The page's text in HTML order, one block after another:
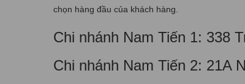
chọn hàng đầu của khách hàng.
Chi nhánh Nam Tiến 1: 338
Chi nhánh Nam Tiến 2: 21A